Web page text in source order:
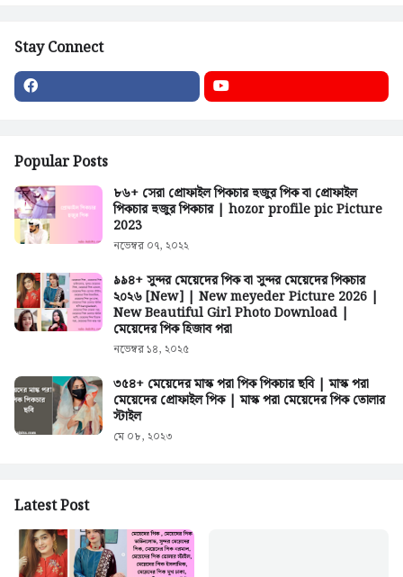
Stay Connect
Popular Posts
৮৬+ সেরা প্রোফাইল পিকচার হুজুর পিক বা প্রোফাইল
পিকচার হুজুর পিকচার | hozor profile pic Picture
2023
নভেম্বর ০৭, ২০২২
৯৯৪+ সুন্দর মেয়েদের পিক বা সুন্দর মেয়েদের পিকচার
২০২৬ [New] | New meyeder Picture 2026 |
New Beautiful Girl Photo Download |
মেয়েদের পিক হিজাব পরা
নভেম্বর ১৪, ২০২৫
৩৫৪+ মেয়েদের মাস্ক পরা পিক পিকচার ছবি | মাস্ক পরা
মেয়েদের প্রোফাইল পিক | মাস্ক পরা মেয়েদের পিক তোলার
স্টাইল
মে ০৮, ২০২৩
Latest Post